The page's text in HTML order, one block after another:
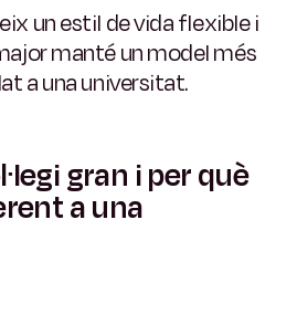
un estil de vida flexible i
manté un model més
a una universitat.
gran i per què
a una